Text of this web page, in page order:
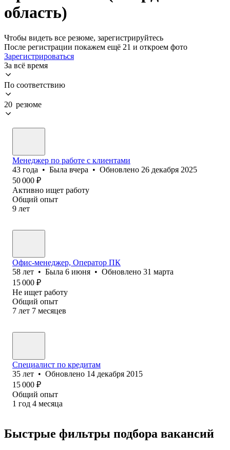
область)
Чтобы видеть все резюме, зарегистрируйтесь
После регистрации покажем ещё 21 и откроем фото
Зарегистрироваться
За всё время
По соответствию
20 резюме
Менеджер по работе с клиентами
43 года • Была вчера • Обновлено 26 декабря 2025
50 000 ₽
Активно ищет работу
Общий опыт
9 лет
Офис-менеджер, Оператор ПК
58 лет • Была 6 июня • Обновлено 31 марта
15 000 ₽
Не ищет работу
Общий опыт
7 лет 7 месяцев
Специалист по кредитам
35 лет • Обновлено 14 декабря 2015
15 000 ₽
Общий опыт
1 год 4 месяца
Быстрые фильтры подбора вакансий